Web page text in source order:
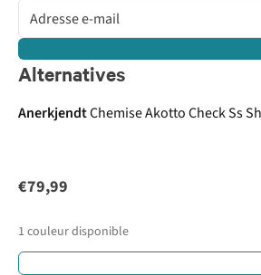
Alternatives
AnerkjendtChemise Akotto Check Ss
€79,99
1 couleur disponible